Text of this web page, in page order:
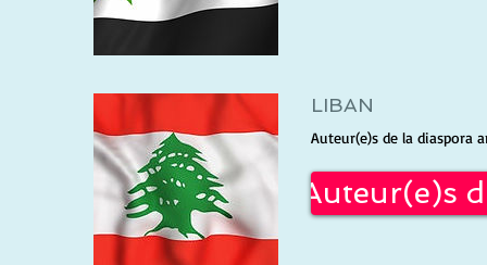
LIBAN
Auteur(e)s de la diaspora
Auteur(e)s